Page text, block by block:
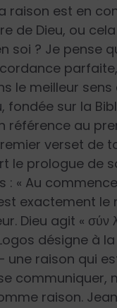
raison est en
de Dieu, ou
soi ? Je pense
le meilleur
fondée sur la
référence au
verset de
le prologue de
: « Au
exactement
Dieu agit « σύν
désigne à
une raison qui
communiquer,
raison.